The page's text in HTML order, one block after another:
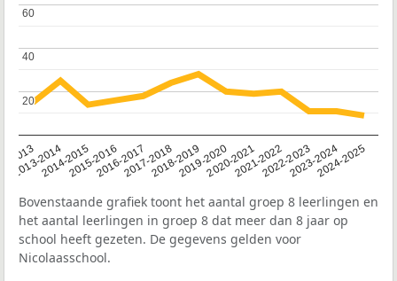
2013
2013-2014
2014-20152015-20162016-20172017-20182018-20192019-20202020-20212021-20222022-20232023-20242024-2025
20
20
40
40
60
60
Bovenstaande grafiek toont het aantal groep 8 leerlingen en
het aantal leerlingen in groep 8 dat meer dan 8 jaar op
school heeft gezeten. De gegevens gelden voor
Nicolaasschool.